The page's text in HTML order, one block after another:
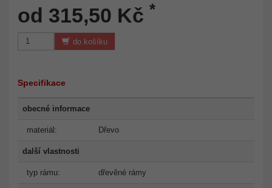
od 315,50 Kč *
do košíku
Specifikace
obecné informace
materiál: Dřevo
další vlastnosti
typ rámu: dřevěné rámy